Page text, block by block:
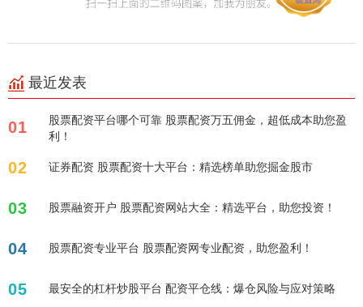
最近发表
01
股票配资平台哪个可靠 股票配资万五佣金，超低成本助您盈
利！
02 证券配资 股票配资十大平台：精选榜单助您掘金股市
03 股票融资开户 股票配资网站大全：精选平台，助您投资！
04 股票配资专业平台 股票配资网专业配资，助您盈利！
05 最安全的杠杆炒股平台 配资平仓线：爆仓风险与应对策略